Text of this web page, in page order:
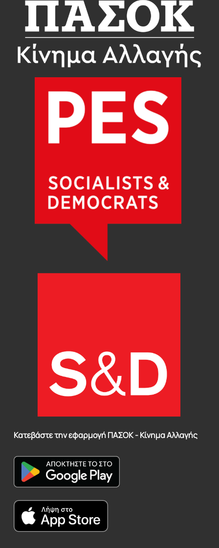
Κατεβάστε την εφαρμογή ΠΑΣΟΚ - Κίνημα Αλλαγής